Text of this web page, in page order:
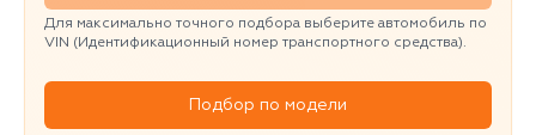
Для максимально точного подбора выберите автомобиль по
VIN (Идентификационный номер транспортного средства).
Подбор по модели